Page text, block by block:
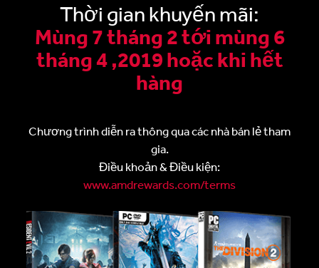
Thời gian khuyến mãi:
Mùng 7 tháng 2 tới mùng 6
tháng 4 ,2019 hoặc khi hết
hàng
Chương trình diễn ra thông qua các nhà bán lẻ tham
gia.
Điều khoản & Điều kiện:
www.amdrewards.com/terms